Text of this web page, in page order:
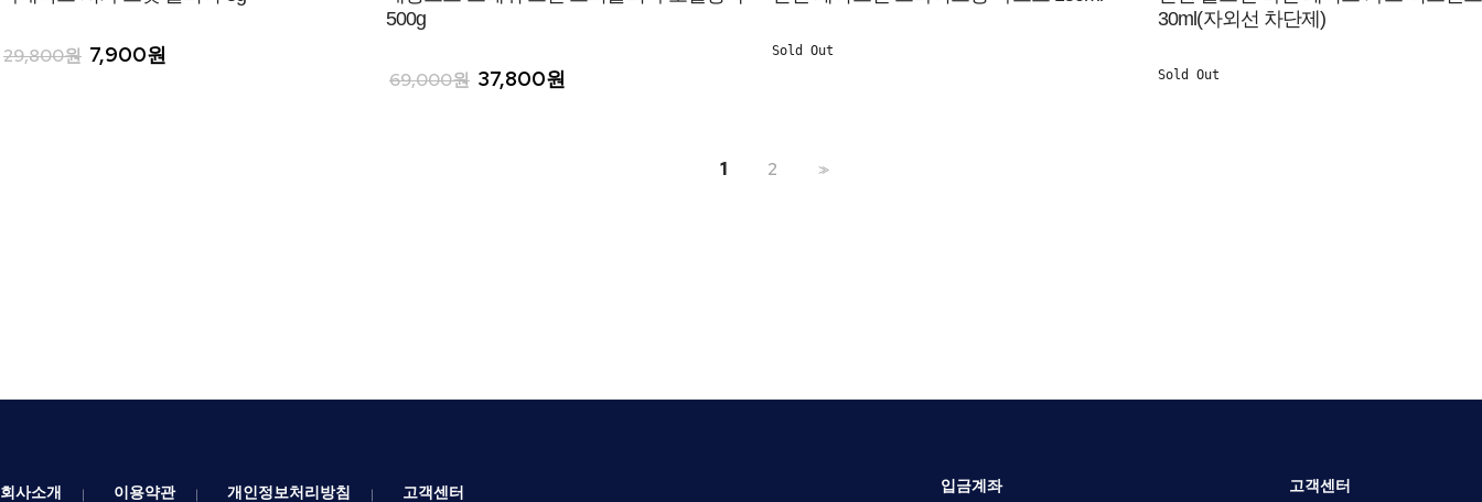
29,800원 7,900원
500g
69,000원 37,800원
Sold Out
30ml(자외선 차단제)
Sold Out
1 2 >>
회사소개 이용약관 개인정보처리방침 고객센터 입금계좌 고객센터